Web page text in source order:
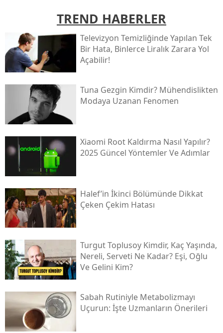
TREND HABERLER
Televizyon Temizliğinde Yapılan Tek
Bir Hata, Binlerce Liralık Zarara Yol
Açabilir!
Tuna Gezgin Kimdir? Mühendislikten
Modaya Uzanan Fenomen
Xiaomi Root Kaldırma Nasıl Yapılır?
2025 Güncel Yöntemler Ve Adımlar
Halef’in İkinci Bölümünde Dikkat
Çeken Çekim Hatası
Turgut Toplusoy Kimdir, Kaç Yaşında,
Nereli, Serveti Ne Kadar? Eşi, Oğlu
Ve Gelini Kim?
Sabah Rutiniyle Metabolizmayı
Uçurun: İşte Uzmanların Önerileri